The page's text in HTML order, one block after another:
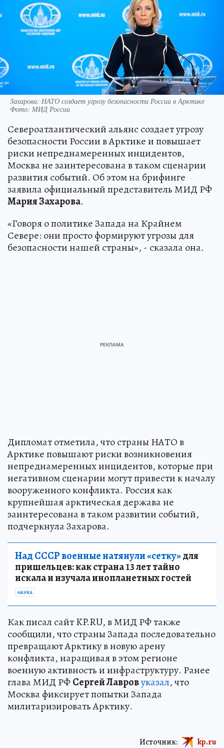
Захарова: НАТО создает угрозу безопасности России в Арктике
Фото: МИД России
Североатлантический альянс создает угрозу
безопасности России в Арктике и повышает
риски непреднамеренных инцидентов,
Москва не заинтересована в таком сценарии
развития событий. Об этом на брифинге
заявила официальный представитель МИД РФ
Мария Захарова.
«Говоря о политике Запада на Крайнем
Севере: они просто формируют угрозы для
безопасности нашей страны», - сказала она.
Дипломат отметила, что страны НАТО в
Арктике повышают риски возникновения
непреднамеренных инцидентов, которые при
негативном сценарии могут привести к началу
вооруженного конфликта. Россия как
крупнейшая арктическая держава не
заинтересована в таком развитии событий,
подчеркнула Захарова.
Над СССР военные натянули «сетку»для
пришельцев: как страна 13 лет тайно
искала и изучала инопланетных гостей
НАУКА
Как писал сайт KP.RU, в МИД РФ также
сообщили, что страны Запада последовательно
превращают Арктику в новую арену
конфликта, наращивая в этом регионе
военную активность и инфраструктуру. Ранее
глава МИД РФСергей Лавровуказал, что
Москва фиксирует попытки Запада
милитаризировать Арктику.
Источник: kp.ru